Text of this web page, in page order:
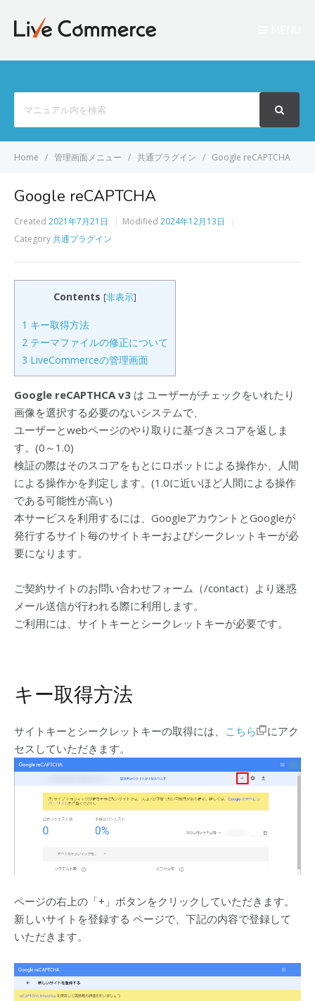
Home 管理画面メニュー 共通プラグイン Google reCAPTCHA
Google reCAPTCHA
Created 2021年7月21日 Modified 2024年12月13日
Category共通プラグイン
Contents [非表示]
1 キー取得方法
2 テーマファイルの修正について
3 LiveCommerceの管理画面
Google reCAPTHCA v3 は ユーザーがチェックをいれたり
画像を選択する必要のないシステムで、
ユーザーとwebページのやり取りに基づきスコアを返しま
す。(0～1.0)
検証の際はそのスコアをもとにロボットによる操作か、人間
による操作かを判定します。(1.0に近いほど人間による操作
である可能性が高い)
本サービスを利用するには、GoogleアカウントとGoogleが
発行するサイト毎のサイトキーおよびシークレットキーが必
要になります。
ご契約サイトのお問い合わせフォーム（/contact）より迷惑
メール送信が行われる際に利用します。
ご利用には、サイトキーとシークレットキーが必要です。
キー取得方法
サイトキーとシークレットキーの取得には、 こちら
にアク
セスしていただきます。
ページの右上の「+」ボタンをクリックしていただきます。
新しいサイトを登録する ページで、下記の内容で登録して
いただきます。